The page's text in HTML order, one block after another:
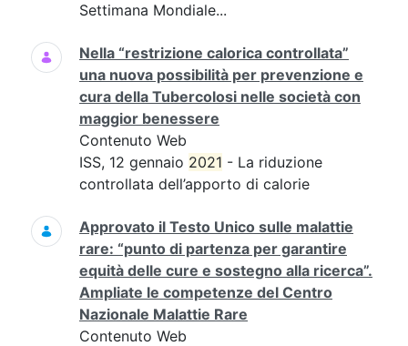
Settimana Mondiale...
Nella “restrizione calorica controllata”
una nuova possibilità per prevenzione e
cura della Tubercolosi nelle società con
maggior benessere
Contenuto Web
ISS, 12 gennaio 2021 - La riduzione
controllata dell’apporto di calorie
Approvato il Testo Unico sulle malattie
rare: “punto di partenza per garantire
equità delle cure e sostegno alla ricerca”.
Ampliate le competenze del Centro
Nazionale Malattie Rare
Contenuto Web